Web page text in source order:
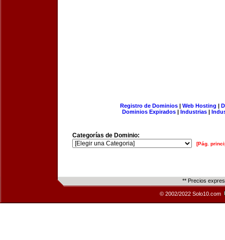
Registro de Dominios| Web Hosting |
Dominios Expirados | Industrias |
Categorías de Dominio:
[Pág.
** Precios
© 2002/2022 Solo10.com